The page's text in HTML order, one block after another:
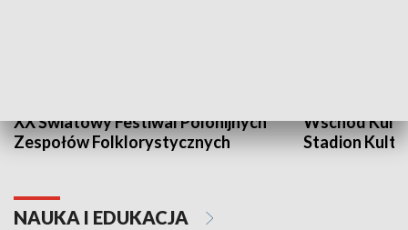
XX Światowy Festiwal Polonijnych
Zespołów Folklorystycznych
Wschód
Stadion
NAUKA I EDUKACJA